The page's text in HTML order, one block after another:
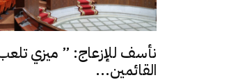
نأسف للإزعاج: ” ميزي
القائمين...